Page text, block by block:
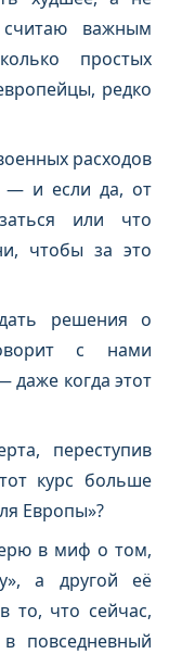
важным
простых
редко
расходов
— и если да, от
или что
чтобы за это
решения о
с нами
даже когда этот
переступив
курс больше
Европы»?
в миф о том,
а другой её
то, что сейчас,
повседневный